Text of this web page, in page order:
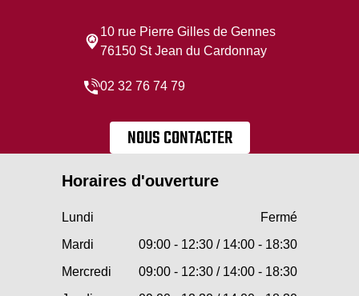
10 rue Pierre Gilles de Gennes
76150 St Jean du Cardonnay
02 32 76 74 79
NOUS CONTACTER
Horaires d'ouverture
Lundi
Fermé
Mardi
09:00 - 12:30 / 14:00 - 18:30
Mercredi
09:00 - 12:30 / 14:00 - 18:30